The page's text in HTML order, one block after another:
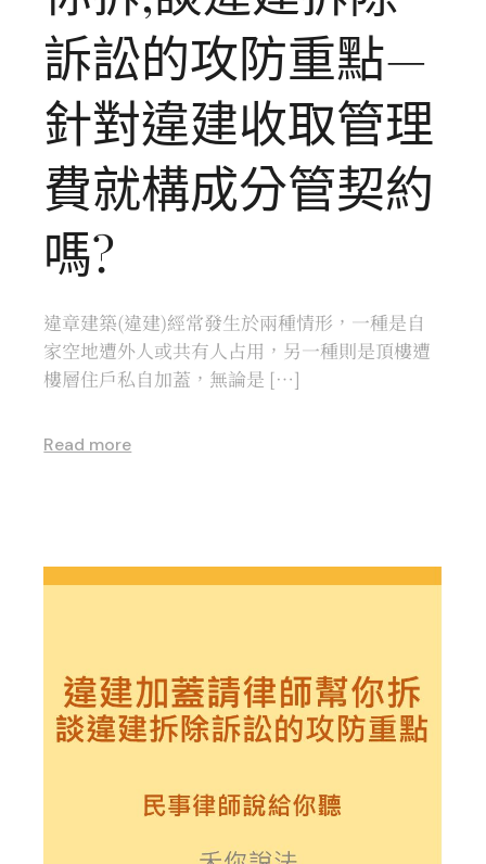
訴訟的攻防重點—
針對違建收取管理
費就構成分管契約
嗎?
違章建築(違建)經常發生於兩種情形，一種是自
家空地遭外人或共有人占用，另一種則是頂樓遭
樓層住戶私自加蓋，無論是 […]
Read more